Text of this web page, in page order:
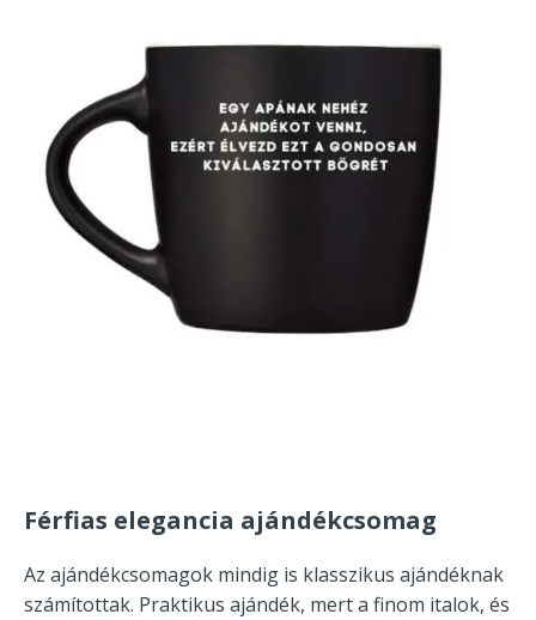
Férfias elegancia ajándékcsomag
Az ajándékcsomagok mindig is klasszikus ajándéknak
számítottak. Praktikus ajándék, mert a finom italok, és